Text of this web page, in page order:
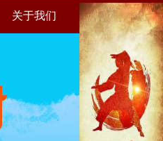
关于我们